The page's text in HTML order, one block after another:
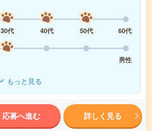
30代 40代 50代
60代
男性
もっと見る
応募へ進む 詳しく見る